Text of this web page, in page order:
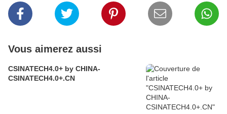
Vous aimerez aussi
CSINATECH4.0+ by CHINA-
CSINATECH4.0+.CN